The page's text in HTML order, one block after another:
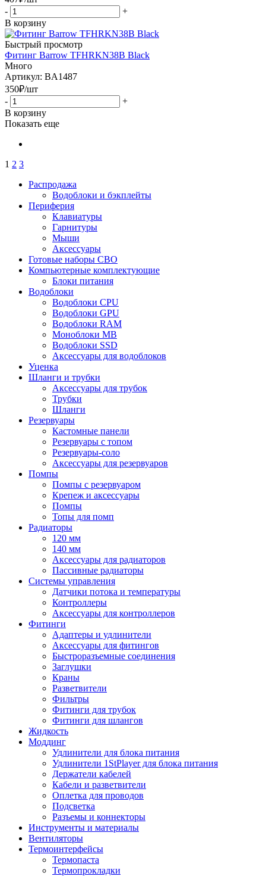
-
+
В корзину
Быстрый просмотр
Фитинг Barrow TFHRKN38B Black
Много
Артикул: BA1487
350₽/шт
-
+
В корзину
Показать еще
1 2 3
Распродажа
Водоблоки и бэкплейты
Периферия
Клавиатуры
Гарнитуры
Мыши
Аксессуары
Готовые наборы СВО
Компьютерные комплектующие
Блоки питания
Водоблоки
Водоблоки CPU
Водоблоки GPU
Водоблоки RAM
Моноблоки MB
Водоблоки SSD
Аксессуары для водоблоков
Уценка
Шланги и трубки
Аксессуары для трубок
Трубки
Шланги
Резервуары
Кастомные панели
Резервуары с топом
Резервуары-соло
Аксессуары для резервуаров
Помпы
Помпы с резервуаром
Крепеж и аксессуары
Помпы
Топы для помп
Радиаторы
120 мм
140 мм
Аксессуары для радиаторов
Пассивные радиаторы
Системы управления
Датчики потока и температуры
Контроллеры
Аксессуары для контроллеров
Фитинги
Адаптеры и удлинители
Аксессуары для фитингов
Быстроразъемные соединения
Заглушки
Краны
Разветвители
Фильтры
Фитинги для трубок
Фитинги для шлангов
Жидкость
Моддинг
Удлинители для блока питания
Удлинители 1StPlayer для блока питания
Держатели кабелей
Кабели и разветвители
Оплетка для проводов
Подсветка
Разъемы и коннекторы
Инструменты и материалы
Вентиляторы
Термоинтерфейсы
Термопаста
Термопрокладки